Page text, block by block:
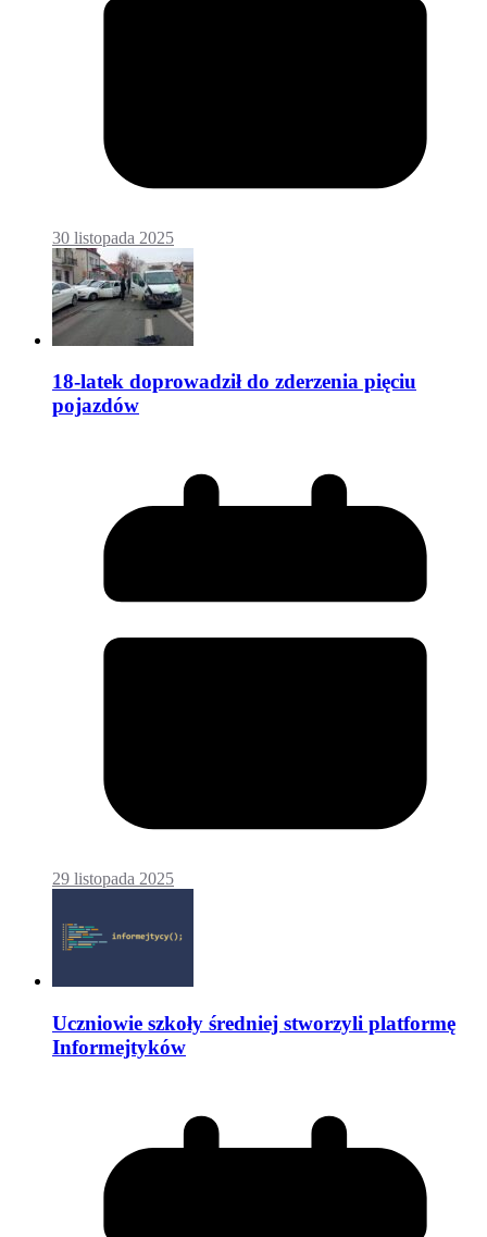
30 listopada 2025
18-latek doprowadził do zderzenia pięciu
pojazdów
29 listopada 2025
Uczniowie szkoły średniej stworzyli platformę
Informejtyków